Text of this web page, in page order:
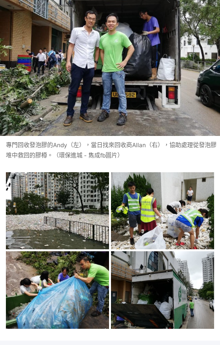
專門回收發泡膠的Andy（左），當日找來回收商Allan（右），協助處理從發泡膠
堆中救回的膠樽。（環保進城 - 雋成fb圖片）